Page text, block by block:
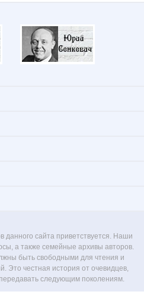
сайта приветствуется. Наши
а также семейные архивы авторов.
быть свободными для чтения и
Это честная история от очевидцев,
следующим поколениям.